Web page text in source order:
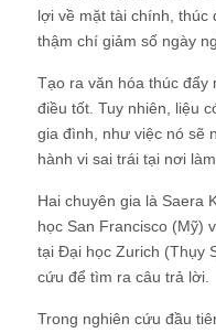
lợi về mặt tài chính, thúc
thậm chí giảm số ngày
Tạo ra văn hóa thúc đẩy
điều tốt. Tuy nhiên, liệu
gia đình, như việc nó sẽ
hành vi sai trái tại nơi
Hai chuyên gia là Saera
học San Francisco (Mỹ)
tại Đại học Zurich (Thụy
cứu để tìm ra câu trả lời.
Trong nghiên cứu đầu